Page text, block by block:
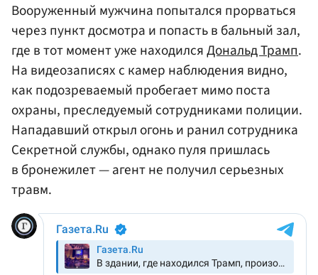
Вооруженный мужчина попытался прорваться
через пункт досмотра и попасть в бальный зал,
где в тот момент уже находилсяДональд Трамп.
На видеозаписях с камер наблюдения видно,
как подозреваемый пробегает мимо поста
охраны, преследуемый сотрудниками полиции.
Нападавший открыл огонь и ранил сотрудника
Секретной службы, однако пуля пришлась
в бронежилет — агент не получил серьезных
травм.